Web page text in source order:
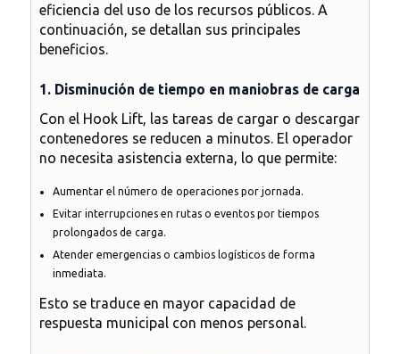
eficiencia del uso de los recursos públicos. A
continuación, se detallan sus principales
beneficios.
1. Disminución de tiempo en maniobras de carga
Con el Hook Lift, las tareas de cargar o descargar
contenedores se reducen a minutos. El operador
no necesita asistencia externa, lo que permite:
Aumentar el número de operaciones por jornada.
Evitar interrupciones en rutas o eventos por tiempos
prolongados de carga.
Atender emergencias o cambios logísticos de forma
inmediata.
Esto se traduce en mayor capacidad de
respuesta municipal con menos personal.